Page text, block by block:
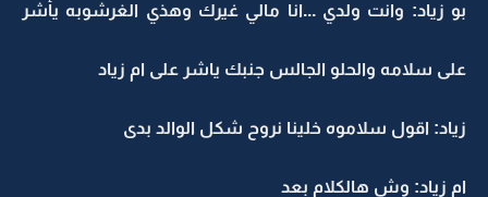
بو زياد: وانت ولدي ...انا مالي غيرك وهذي الغرشوبه يأشر
على سلامه والحلو الجالس جنبك ياشر على ام زياد
زياد: اقول سلاموه خلينا نروح شكل الوالد بدى
ام زياد: وش هالكلام بعد